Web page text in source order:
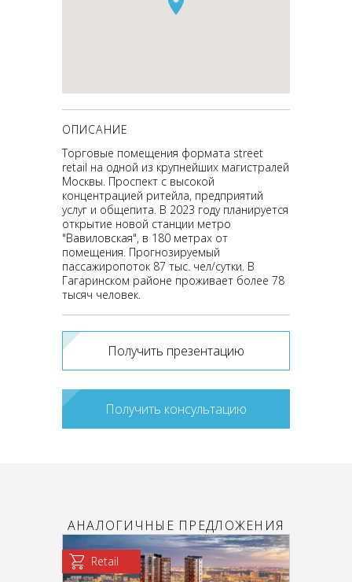
ОПИСАНИЕ
Торговые помещения формата street
retail на одной из крупнейших магистралей
Москвы. Проспект с высокой
концентрацией ритейла, предприятий
услуг и общепита. В 2023 году планируется
открытие новой станции метро
"Вавиловская", в 180 метрах от
помещения. Прогнозируемый
пассажиропоток 87 тыс. чел/сутки. В
Гагаринском районе проживает более 78
тысяч человек.
Получить презентацию
Получить консультацию
АНАЛОГИЧНЫЕ ПРЕДЛОЖЕНИЯ
Retail